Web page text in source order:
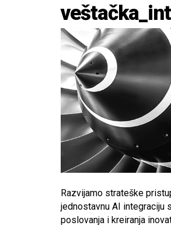
Razvijamo strateške
jednostavnu AI integraciju
poslovanja i kreiranja